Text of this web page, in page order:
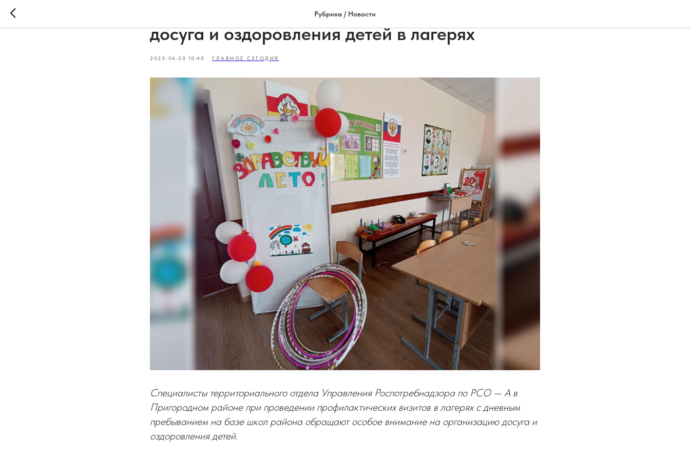
Рубрика / Новости
Роспотребнадзор проверяет организацию
досуга и оздоровления детей в лагерях
2025-06-20 10:40 ГЛАВНОЕ СЕГОДНЯ
Специалисты территориального отдела Управления Роспотребнадзора по РСО — А в
Пригородном районе при проведении профилактических визитов в лагерях с дневным
пребыванием на базе школ района обращают особое внимание на организацию досуга и
оздоровления детей.